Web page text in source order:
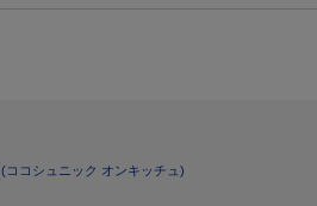
(ココシュニック オンキッチュ)